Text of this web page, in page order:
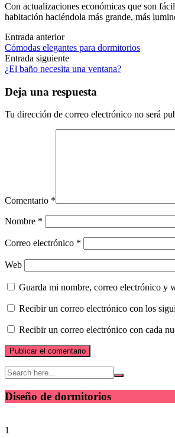
Con actualizaciones económicas que son
habitación haciéndola más grande, más
Navegación
de
las
entradas
Entrada anterior
Cómodas elegantes para dormitorios
Entrada siguiente
¿El baño necesita una ventana?
Deja una respuesta
Tu dirección de correo electrónico no será
Comentario *
Nombre *
Correo electrónico *
Web
Guarda mi nombre, correo electrónico y
Recibir un correo electrónico con los
Recibir un correo electrónico con cada
Diseño de dormitorios
1